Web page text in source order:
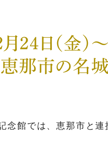
月２４日（金
恵那市の名
念館では、恵那市と